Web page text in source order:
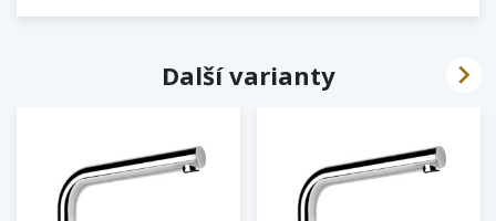
Další varianty 